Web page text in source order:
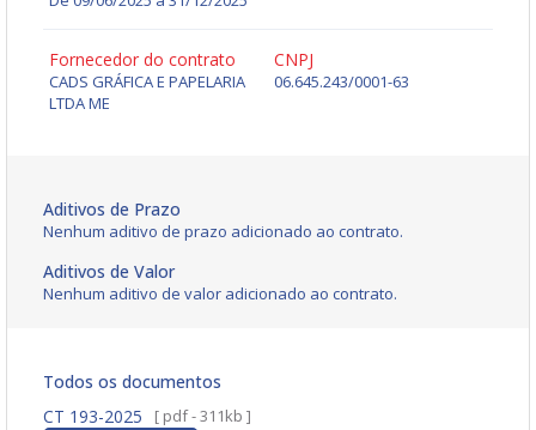
Fornecedor do contrato
CADS GRÁFICA E PAPELARIA
LTDA ME
CNPJ
06.645.243/0001-63
Aditivos de Prazo
Nenhum aditivo de prazo adicionado ao contrato.
Aditivos de Valor
Nenhum aditivo de valor adicionado ao contrato.
Todos os documentos
CT 193-2025
[ pdf - 311kb ]